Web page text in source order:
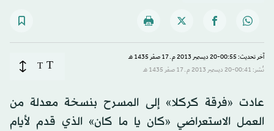
آخر تحديث: 00:55-20 ديسمبر 2013 م ـ 17 صفَر 1435 هـ
نُشر: 00:41-20 ديسمبر 2013 م ـ 17 صفَر 1435 هـ
T
T
عادت «فرقة كركلا» إلى المسرح بنسخة معدلة من
العمل الاستعراضي «كان يا ما كان» الذي قدم لأيام